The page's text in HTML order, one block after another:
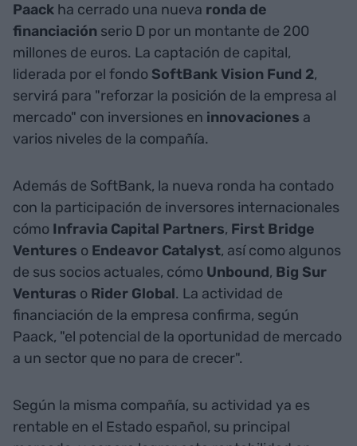
Paack ha cerrado una nueva ronda de
financiación serio D por un montante de 200
millones de euros. La captación de capital,
liderada por el fondo SoftBank Vision Fund 2,
servirá para "reforzar la posición de la empresa al
mercado" con inversiones en innovaciones a
varios niveles de la compañía.
Además de SoftBank, la nueva ronda ha contado
con la participación de inversores internacionales
cómo Infravia Capital Partners, First Bridge
Ventures o Endeavor Catalyst, así como algunos
de sus socios actuales, cómo Unbound, Big Sur
Venturas o Rider Global. La actividad de
financiación de la empresa confirma, según
Paack, "el potencial de la oportunidad de mercado
a un sector que no para de crecer".
Según la misma compañía, su actividad ya es
rentable en el Estado español, su principal